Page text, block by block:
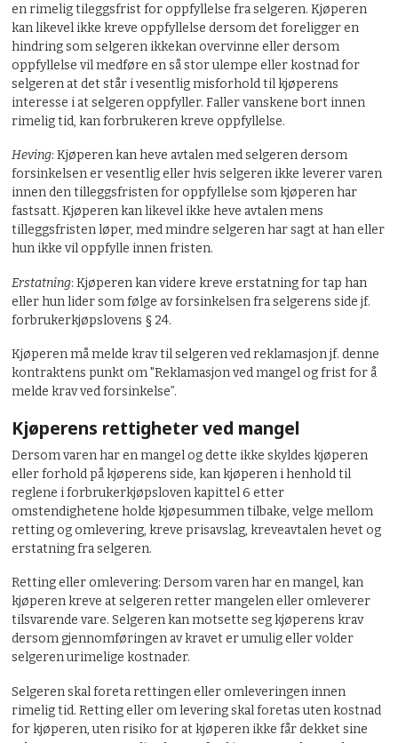
en rimelig tileggsfrist for oppfyllelse fra selgeren. Kjøperen
kan likevel ikke kreve oppfyllelse dersom det foreligger en
hindring som selgeren ikkekan overvinne eller dersom
oppfyllelse vil medføre en så stor ulempe eller kostnad for
selgeren at det står i vesentlig misforhold til kjøperens
interesse i at selgeren oppfyller. Faller vanskene bort innen
rimelig tid, kan forbrukeren kreve oppfyllelse.
Heving: Kjøperen kan heve avtalen med selgeren dersom
forsinkelsen er vesentlig eller hvis selgeren ikke leverer varen
innen den tilleggsfristen for oppfyllelse som kjøperen har
fastsatt. Kjøperen kan likevel ikke heve avtalen mens
tilleggsfristen løper, med mindre selgeren har sagt at han eller
hun ikke vil oppfylle innen fristen.
Erstatning: Kjøperen kan videre kreve erstatning for tap han
eller hun lider som følge av forsinkelsen fra selgerens side jf.
forbrukerkjøpslovens § 24.
Kjøperen må melde krav til selgeren ved reklamasjon jf. denne
kontraktens punkt om "Reklamasjon ved mangel og frist for å
melde krav ved forsinkelse”.
Kjøperens rettigheter ved mangel
Dersom varen har en mangel og dette ikke skyldes kjøperen
eller forhold på kjøperens side, kan kjøperen i henhold til
reglene i forbrukerkjøpsloven kapittel 6 etter
omstendighetene holde kjøpesummen tilbake, velge mellom
retting og omlevering, kreve prisavslag, kreveavtalen hevet og
erstatning fra selgeren.
Retting eller omlevering: Dersom varen har en mangel, kan
kjøperen kreve at selgeren retter mangelen eller omleverer
tilsvarende vare. Selgeren kan motsette seg kjøperens krav
dersom gjennomføringen av kravet er umulig eller volder
selgeren urimelige kostnader.
Selgeren skal foreta rettingen eller omleveringen innen
rimelig tid. Retting eller om levering skal foretas uten kostnad
for kjøperen, uten risiko for at kjøperen ikke får dekket sine